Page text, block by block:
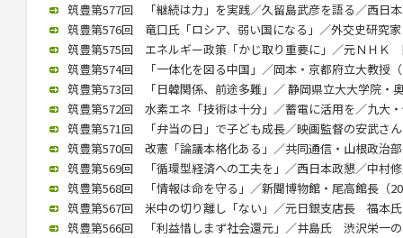
筑豊第577回 「継続は力」を実践／久留島武彦を語る／西日
筑豊第576回 竜口氏「ロシア、弱い国になる」／外交史研究
筑豊第575回 エネルギー政策「かじ取り重要に」／元ＮＨＫ
筑豊第574回 「一体化を図る中国」／岡本・京都府立大教授
筑豊第573回 「日韓関係、前途多難」／ 静岡県立大大学院・
筑豊第572回 水素エネ「技術は十分」／蓄電に活用を／九大
筑豊第571回 「弁当の日」で子ども成長／映画監督の安武さ
筑豊第570回 改憲「論議本格化ある」／共同通信・山根政治
筑豊第569回 「循環型経済への工夫を」／西日本政懇／中村
筑豊第568回 「情報は命を守る」／新聞博物館・尾高館長（
筑豊第567回 米中の切り離し「ない」／元日銀支店長 福本
筑豊第566回 「利益惜しまず社会還元」／井島氏 渋沢栄一